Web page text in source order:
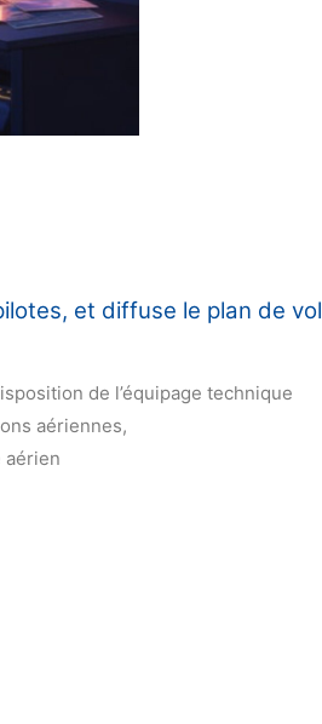
et diffuse le plan de vol
de l’équipage technique
aériennes,
aérien